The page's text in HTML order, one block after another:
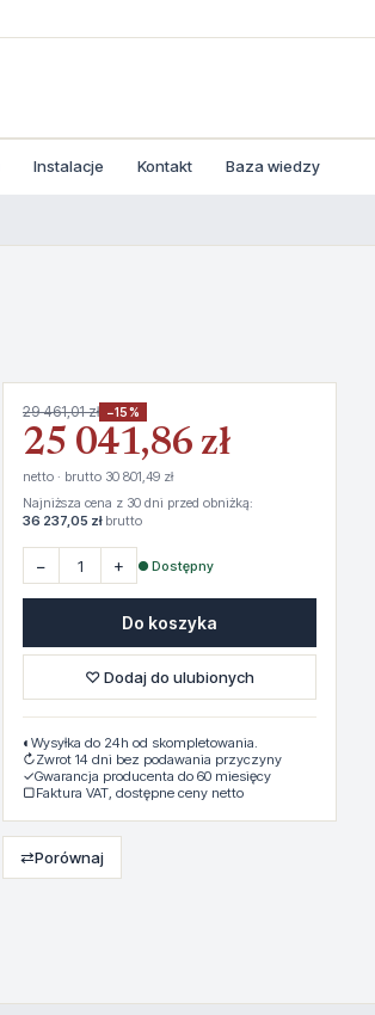
Instalacje Kontakt Baza wiedzy
29 461,01 zł −15%
25 041,86 zł
netto · brutto 30 801,49 zł
Najniższa cena z 30 dni przed obniżką:
36 237,05 złbrutto
− + ● Dostępny
Do koszyka
♡ Dodaj do ulubionych
◐ Wysyłka do 24h od skompletowania.
↻Zwrot 14 dni bez podawania przyczyny
✓Gwarancja producenta do 60 miesięcy
▢Faktura VAT, dostępne ceny netto
⇄Porównaj